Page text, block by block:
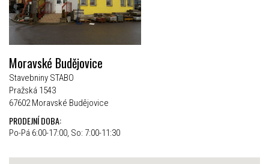
Moravské Budějovice
Stavebniny STABO
Pražská 1543
67602 Moravské Budějovice
PRODEJNÍ DOBA:
Po-Pá 6:00-17:00, So: 7:00-11:30